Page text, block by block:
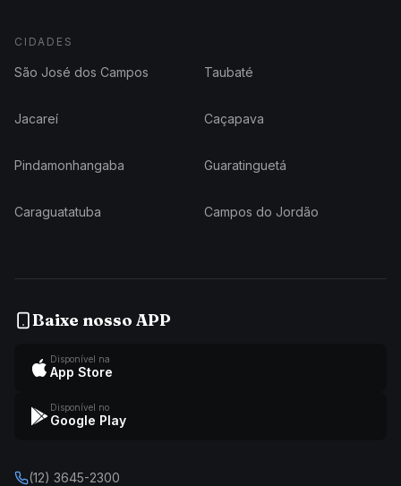
CIDADES
São José dos Campos Taubaté
Jacareí Caçapava
Pindamonhangaba Guaratinguetá
Caraguatatuba Campos do Jordão
Baixe nosso APP
Disponível na
App Store
Disponível no
Google Play
(12) 3645-2300